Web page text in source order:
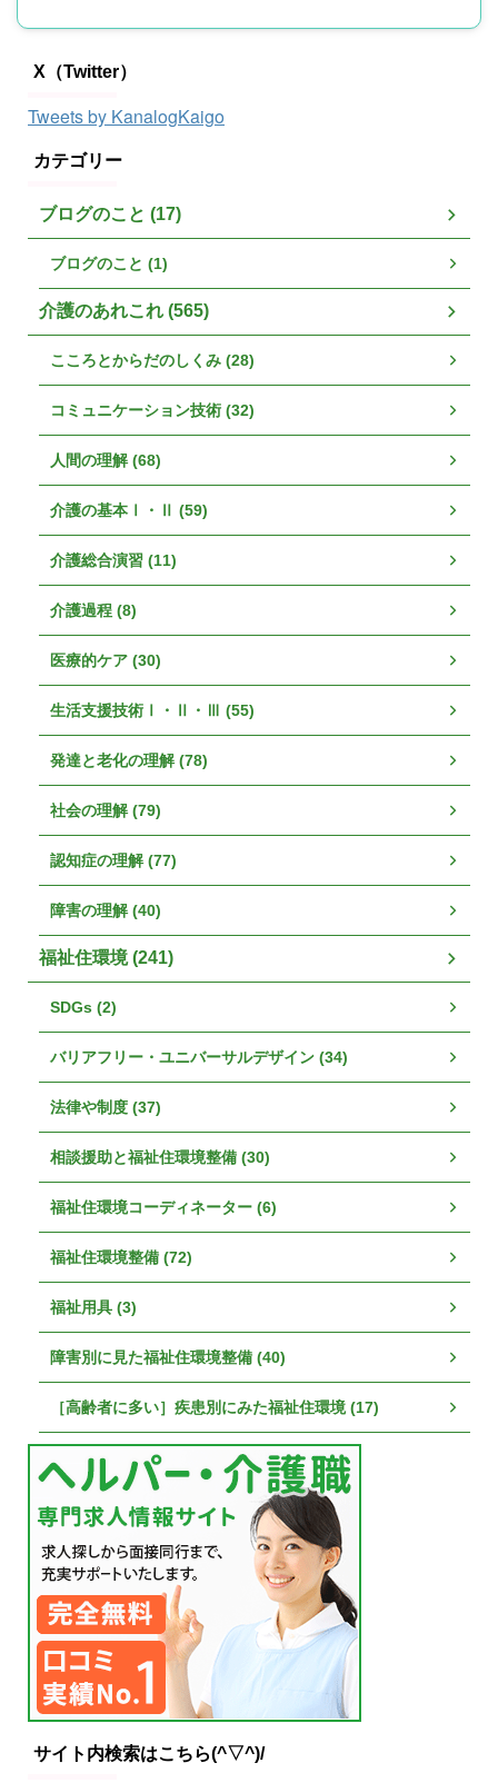
X（Twitter）
Tweets by KanalogKaigo
カテゴリー
ブログのこと (17)
ブログのこと (1)
介護のあれこれ (565)
こころとからだのしくみ (28)
コミュニケーション技術 (32)
人間の理解 (68)
介護の基本Ⅰ・Ⅱ (59)
介護総合演習 (11)
介護過程 (8)
医療的ケア (30)
生活支援技術Ⅰ・Ⅱ・Ⅲ (55)
発達と老化の理解 (78)
社会の理解 (79)
認知症の理解 (77)
障害の理解 (40)
福祉住環境 (241)
SDGs (2)
バリアフリー・ユニバーサルデザイン (34)
法律や制度 (37)
相談援助と福祉住環境整備 (30)
福祉住環境コーディネーター (6)
福祉住環境整備 (72)
福祉用具 (3)
障害別に見た福祉住環境整備 (40)
［高齢者に多い］疾患別にみた福祉住環境 (17)
サイト内検索はこちら(^▽^)/